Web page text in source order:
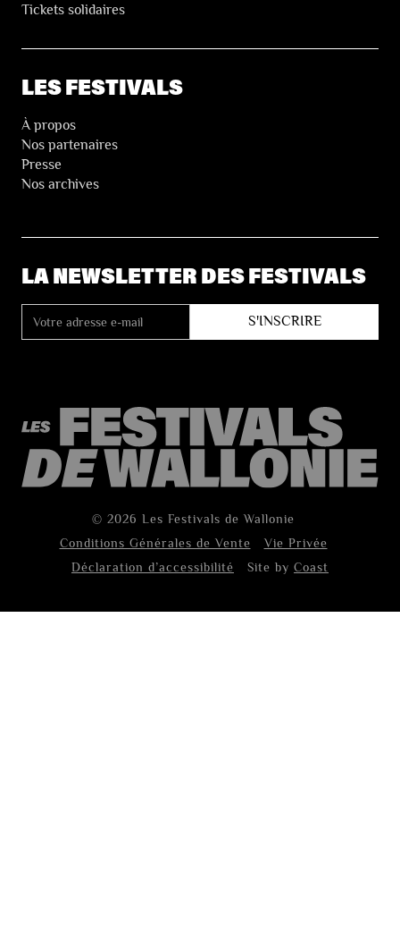
Tickets solidaires
LES FESTIVALS
À propos
Nos partenaires
Presse
Nos archives
LA NEWSLETTER DES FESTIVALS
© 2026 Les Festivals de Wallonie
Conditions Générales de Vente
Vie Privée
Déclaration d’accessibilité
Site by Coast